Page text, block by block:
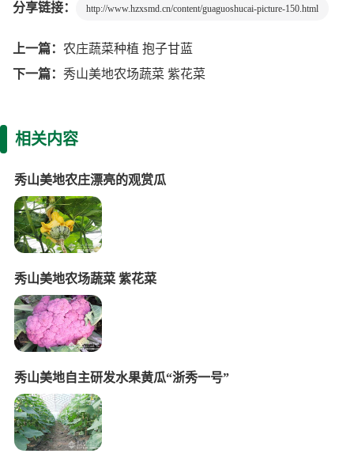
分享链接： http://www.hzxsmd.cn/content/guaguoshucai-picture-150.html
上一篇： 农庄蔬菜种植 抱子甘蓝
下一篇： 秀山美地农场蔬菜 紫花菜
相关内容
秀山美地农庄漂亮的观赏瓜
秀山美地农场蔬菜 紫花菜
秀山美地自主研发水果黄瓜“浙秀一号”